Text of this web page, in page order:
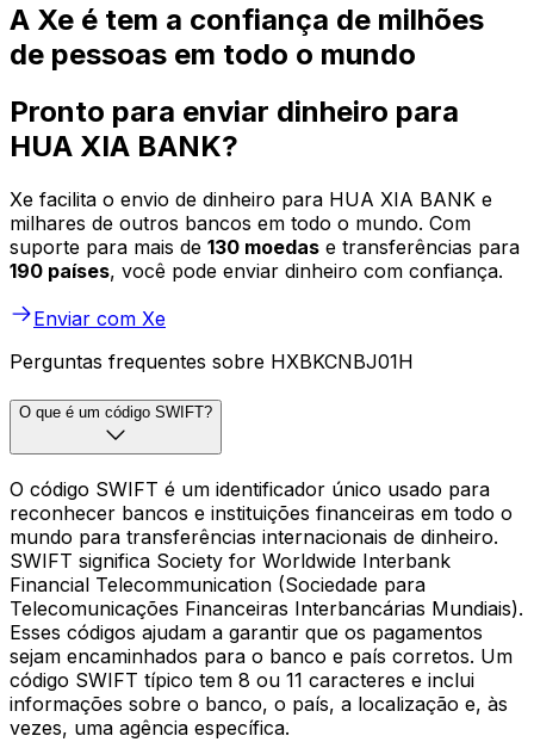
A Xe é tem a confiança de milhões
de pessoas em todo o mundo
Pronto para enviar dinheiro para
HUA XIA BANK?
Xe facilita o envio de dinheiro para HUA XIA BANK e
milhares de outros bancos em todo o mundo. Com
suporte para mais de 130 moedas e transferências para
190 países, você pode enviar dinheiro com confiança.
Enviar com Xe
Perguntas frequentes sobre HXBKCNBJ01H
O que é um código SWIFT?
O código SWIFT é um identificador único usado para
reconhecer bancos e instituições financeiras em todo o
mundo para transferências internacionais de dinheiro.
SWIFT significa Society for Worldwide Interbank
Financial Telecommunication (Sociedade para
Telecomunicações Financeiras Interbancárias Mundiais).
Esses códigos ajudam a garantir que os pagamentos
sejam encaminhados para o banco e país corretos. Um
código SWIFT típico tem 8 ou 11 caracteres e inclui
informações sobre o banco, o país, a localização e, às
vezes, uma agência específica.